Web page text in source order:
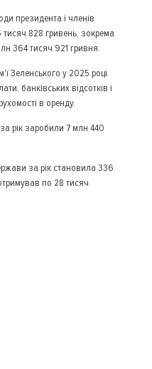
президента і членів
828 гривень, зокрема
364 тисяч 921 гривня.
Зеленського у 2025 році
банківських відсотків і
в оренду.
рік заробили 7 млн 440
за рік становила 336
по 28 тисяч